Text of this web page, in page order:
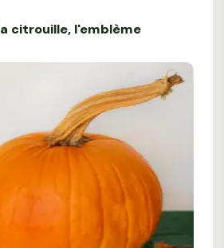
citrouille, l'emblème